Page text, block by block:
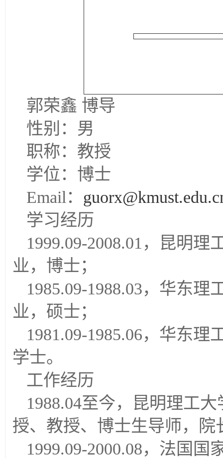
郭荣鑫 博导
性别：男
职称：教授
学位：博士
Email：
学习经历
1999.09-2008.01，昆明
业，博士；
1985.09-1988.03，华东
业，硕士；
1981.09-1985.06，华东
学士。
工作经历
1988.04至今，昆明理工
授、教授、博士生导师，院
1999.09-2000.08，法国